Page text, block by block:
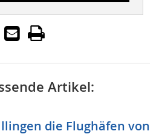
Artikel:
die Flughäfen von